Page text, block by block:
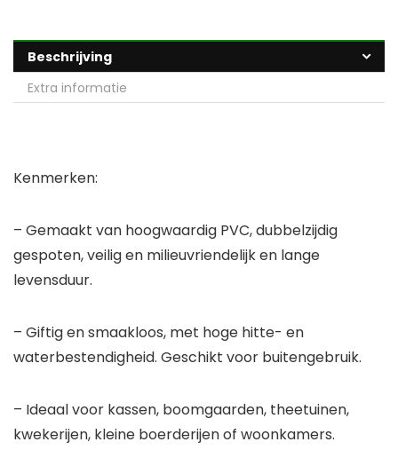
Beschrijving
Extra informatie
Kenmerken:
– Gemaakt van hoogwaardig PVC, dubbelzijdig
gespoten, veilig en milieuvriendelijk en lange
levensduur.
– Giftig en smaakloos, met hoge hitte- en
waterbestendigheid. Geschikt voor buitengebruik.
– Ideaal voor kassen, boomgaarden, theetuinen,
kwekerijen, kleine boerderijen of woonkamers.